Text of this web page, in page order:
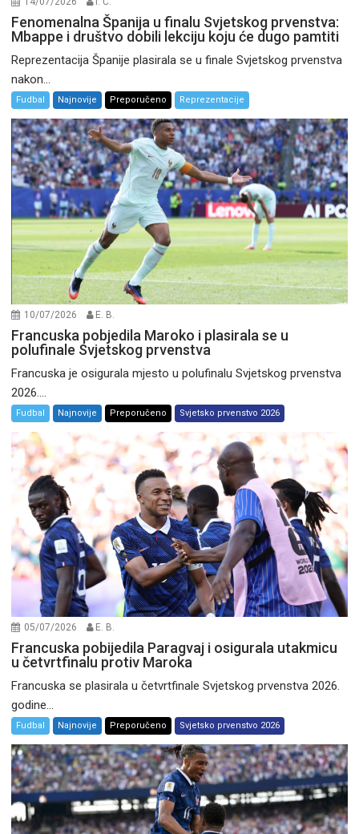
Fenomenalna Španija u finalu Svjetskog prvenstva:
Mbappe i društvo dobili lekciju koju će dugo pamtiti
Reprezentacija Španije plasirala se u finale Svjetskog prvenstva
nakon...
Fudbal Najnovije Preporučeno Reprezentacije
10/07/2026 E. B.
Francuska pobjedila Maroko i plasirala se u
polufinale Svjetskog prvenstva
Francuska je osigurala mjesto u polufinalu Svjetskog prvenstva
2026....
Fudbal Najnovije Preporučeno Svjetsko prvenstvo 2026
05/07/2026 E. B.
Francuska pobijedila Paragvaj i osigurala utakmicu
u četvrtfinalu protiv Maroka
Francuska se plasirala u četvrtfinale Svjetskog prvenstva 2026.
godine...
Fudbal Najnovije Preporučeno Svjetsko prvenstvo 2026